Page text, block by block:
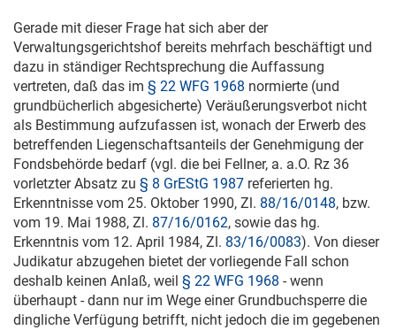
Gerade mit dieser Frage hat sich aber der
Verwaltungsgerichtshof bereits mehrfach beschäftigt und
dazu in ständiger Rechtsprechung die Auffassung
vertreten, daß das im § 22 WFG 1968 normierte (und
grundbücherlich abgesicherte) Veräußerungsverbot nicht
als Bestimmung aufzufassen ist, wonach der Erwerb des
betreffenden Liegenschaftsanteils der Genehmigung der
Fondsbehörde bedarf (vgl. die bei Fellner, a. a.O. Rz 36
vorletzter Absatz zu § 8 GrEStG 1987 referierten hg.
Erkenntnisse vom 25. Oktober 1990, Zl. 88/16/0148, bzw.
vom 19. Mai 1988, Zl. 87/16/0162, sowie das hg.
Erkenntnis vom 12. April 1984, Zl. 83/16/0083). Von dieser
Judikatur abzugehen bietet der vorliegende Fall schon
deshalb keinen Anlaß, weil § 22 WFG 1968 - wenn
überhaupt - dann nur im Wege einer Grundbuchsperre die
dingliche Verfügung betrifft, nicht jedoch die im gegebenen